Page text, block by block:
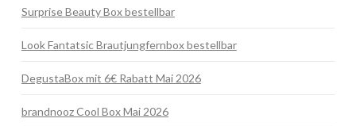
Surprise Beauty Box bestellbar
Look Fantatsic Brautjungfernbox bestellbar
DegustaBox mit 6€ Rabatt Mai 2026
brandnooz Cool Box Mai 2026